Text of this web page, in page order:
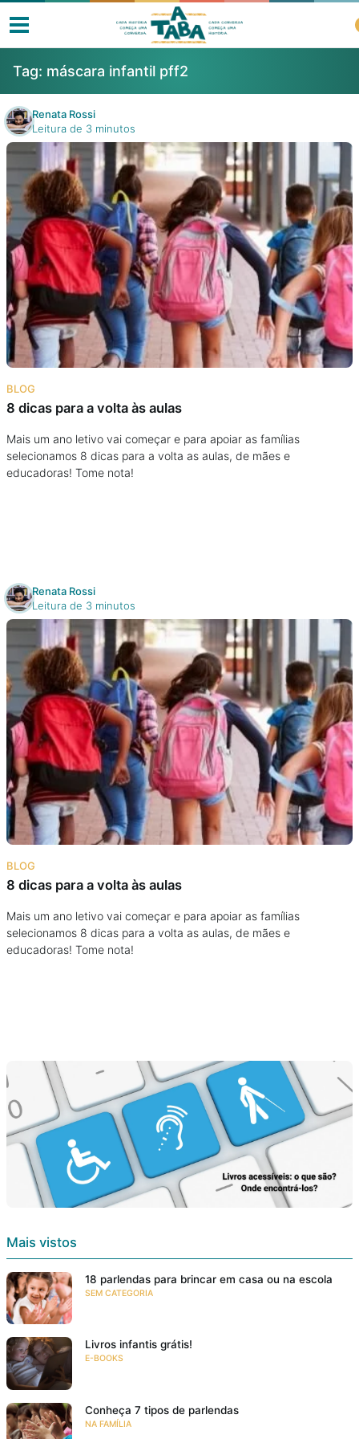
Livros
Resenhas
Clube de Leitores
Listas
Como ler?
Na escola
Na família
Colunas
Cursos On line
E-Books
Eventos
Podcast
Assine
Taba na Escola
Tag: máscara infantil pff2
Renata Rossi
Leitura de 3 minutos
BLOG
8 dicas para a volta às aulas
Mais um ano letivo vai começar e para apoiar as famílias
selecionamos 8 dicas para a volta as aulas, de mães e
educadoras! Tome nota!
Renata Rossi
Leitura de 3 minutos
BLOG
8 dicas para a volta às aulas
Mais um ano letivo vai começar e para apoiar as famílias
selecionamos 8 dicas para a volta as aulas, de mães e
educadoras! Tome nota!
Mais vistos
18 parlendas para brincar em casa ou na escola
SEM CATEGORIA
Livros infantis grátis!
E-BOOKS
Conheça 7 tipos de parlendas
NA FAMÍLIA